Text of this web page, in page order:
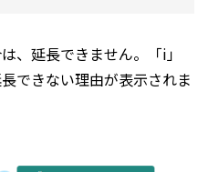
、延長できません。「i」
できない理由が表示されま